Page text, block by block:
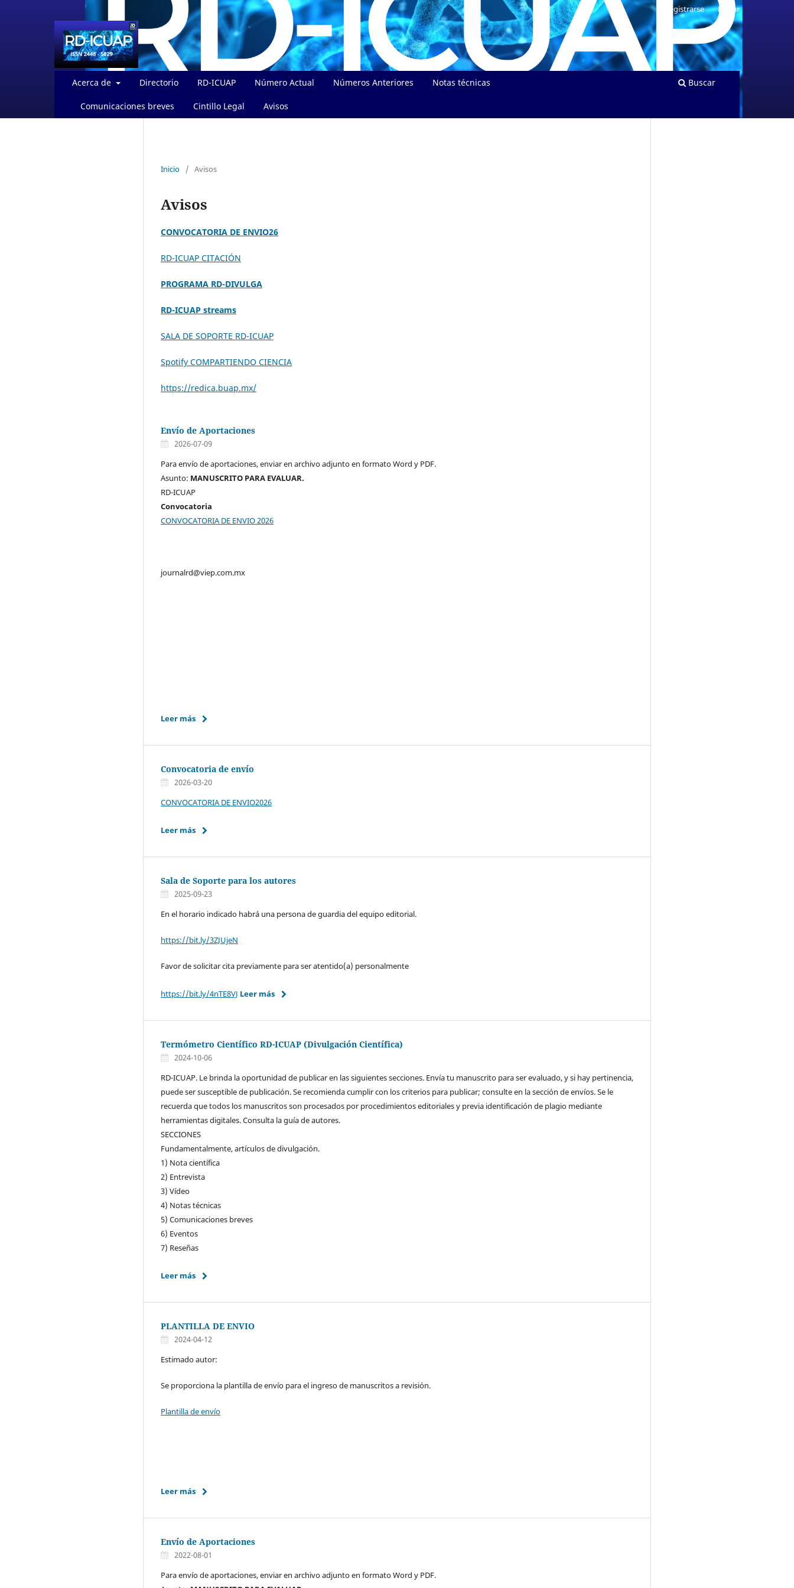
Acerca de Directorio RD-ICUAP Número Actual Números Anteriores Notas técnicas
Comunicaciones breves Cintillo Legal Avisos
Buscar
Registrarse Entrar
Inicio / Avisos
Avisos
CONVOCATORIA DE ENVIO26
RD-ICUAP CITACIÓN
PROGRAMA RD-DIVULGA
RD-ICUAP streams
SALA DE SOPORTE RD-ICUAP
Spotify COMPARTIENDO CIENCIA
https://redica.buap.mx/
Envío de Aportaciones
2026-07-09
Para envío de aportaciones, enviar en archivo adjunto en formato Word y PDF.
Asunto: MANUSCRITO PARA EVALUAR.
RD-ICUAP
Convocatoria
CONVOCATORIA DE ENVIO 2026
journalrd@viep.com.mx
Leer más
Convocatoria de envío
2026-03-20
CONVOCATORIA DE ENVIO2026
Leer más
Sala de Soporte para los autores
2025-09-23
En el horario indicado habrá una persona de guardia del equipo editorial.
https://bit.ly/3ZJUjeN
Favor de solicitar cita previamente para ser atentido(a) personalmente
https://bit.ly/4nTE8VJ Leer más
Termómetro Científico RD-ICUAP (Divulgación Científica)
2024-10-06
RD-ICUAP. Le brinda la oportunidad de publicar en las siguientes secciones. Envía tu manuscrito para ser evaluado, y si hay pertinencia,
puede ser susceptible de publicación. Se recomienda cumplir con los criterios para publicar; consulte en la sección de envíos. Se le
recuerda que todos los manuscritos son procesados por procedimientos editoriales y previa identificación de plagio mediante
herramientas digitales. Consulta la guía de autores.
SECCIONES
Fundamentalmente, artículos de divulgación.
1) Nota científica
2) Entrevista
3) Vídeo
4) Notas técnicas
5) Comunicaciones breves
6) Eventos
7) Reseñas
Leer más
PLANTILLA DE ENVIO
2024-04-12
Estimado autor:
Se proporciona la plantilla de envío para el ingreso de manuscritos a revisión.
Plantilla de envío
Leer más
Envío de Aportaciones
2022-08-01
Para envío de aportaciones, enviar en archivo adjunto en formato Word y PDF.